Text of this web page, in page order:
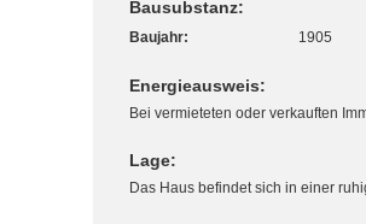
Bausubstanz:
Baujahr: 1905
Energieausweis:
Bei vermieteten oder verkauften
Lage:
Das Haus befindet sich in einer